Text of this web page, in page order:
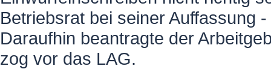
Betriebsrat bei seiner Auffassung
Daraufhin beantragte der
zog vor das LAG.